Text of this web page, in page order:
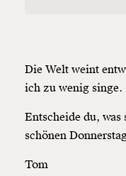
Die Welt weint
ich zu wenig singe.
Entscheide du,
schönen
Tom